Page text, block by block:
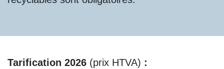
Tarification 2026 (prix HTVA) :